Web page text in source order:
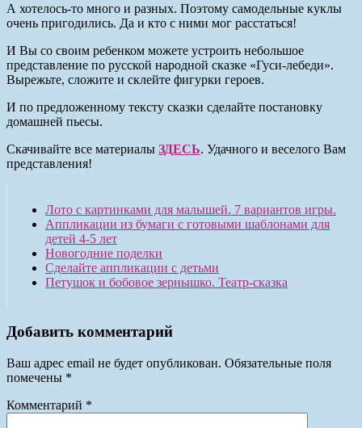
А хотелось-то много и разных. Поэтому самодельные куклы
очень пригодились. Да и кто с ними мог расстаться!
И Вы со своим ребенком можете устроить небольшое
представление по русской народной сказке «Гуси-лебеди».
Вырежьте, сложите и склейте фигурки героев.
И по предложенному тексту сказки сделайте постановку
домашней пьесы.
Скачивайте все материалы ЗДЕСЬ. Удачного и веселого Вам
представления!
Лото с картинками для малышей. 7 вариантов игры.
Аппликации из бумаги с готовыми шаблонами для
детей 4-5 лет
Новогодние поделки
Сделайте аппликации с детьми
Петушок и бобовое зернышко. Театр-сказка
Добавить комментарий
Ваш адрес email не будет опубликован. Обязательные поля
помечены *
Комментарий *